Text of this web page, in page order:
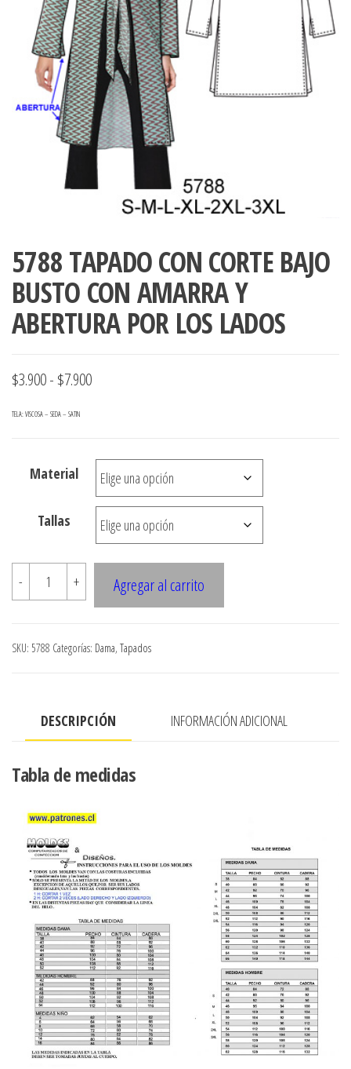
accumark ,
pdf , Moldes
Gerber ,
Moldes en
Chile.
5788 TAPADO CON CORTE BAJO
BUSTO CON AMARRA Y
ABERTURA POR LOS LADOS
$3.900- $7.900Rango
desde
$3.900
hasta
$7.900
TELA: VISCOSA – SEDA – SATIN
Material
Tallas
-
5788
TAPADO
CORTE
AMARRA
ABERTURA
LOS
LADOS
cantidad
+ Agregar al carrito
SKU: 5788 Categorías: Dama, Tapados
DESCRIPCIÓN INFORMACIÓN ADICIONAL
Tabla de medidas